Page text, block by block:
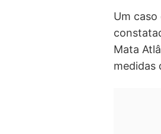
Um
Mata
medidas